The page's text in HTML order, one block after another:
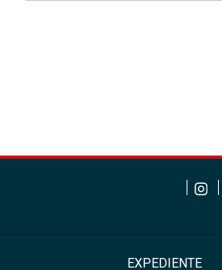
EXPEDIENTE